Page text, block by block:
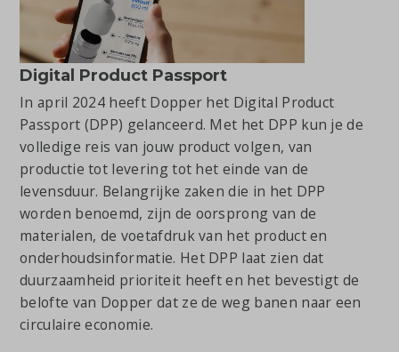
Digital Product Passport
In april 2024 heeft Dopper het Digital Product
Passport (DPP) gelanceerd. Met het DPP kun je de
volledige reis van jouw product volgen, van
productie tot levering tot het einde van de
levensduur. Belangrijke zaken die in het DPP
worden benoemd, zijn de oorsprong van de
materialen, de voetafdruk van het product en
onderhoudsinformatie. Het DPP laat zien dat
duurzaamheid prioriteit heeft en het bevestigt de
belofte van Dopper dat ze de weg banen naar een
circulaire economie.